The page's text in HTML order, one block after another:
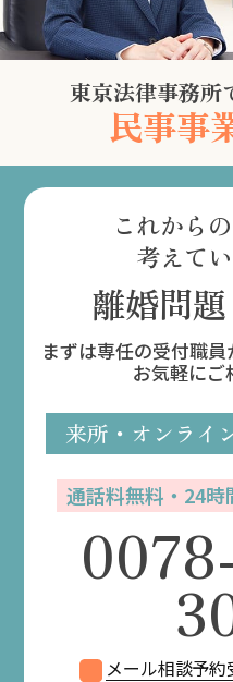
東京法律事務所
民事事
これから
考えて
離婚問
まずは専任の受付職員
お気軽にご
来所・オンライ
通話料無料・24
メール相談予約